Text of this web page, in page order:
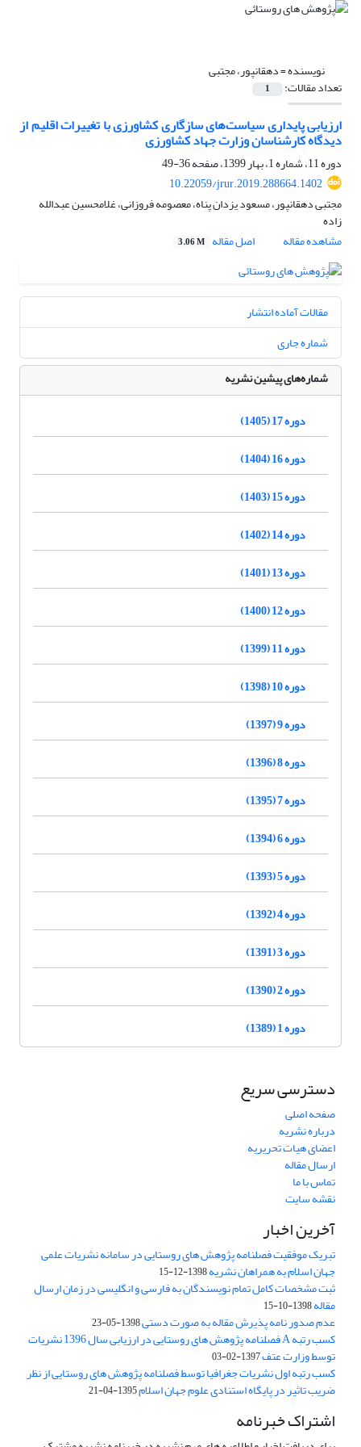
نویسنده =دهقانپور، مجتبی
تعداد مقالات: 1
ارزیابی پایداری سیاست‌های سازگاری کشاورزی با تغییرات اقلیم از
دیدگاه کارشناسان وزارت جهاد کشاورزی
دوره 11، شماره 1، بهار 1399، صفحه
36-49
10.22059/jrur.2019.288664.1402
مجتبی دهقانپور، مسعود یزدان پناه، معصومه فروزانی، غلامحسین عبدالله
زاده
مشاهده مقاله
اصل مقاله 3.06 M
مقالات آماده انتشار
شماره جاری
شماره‌های پیشین نشریه
دوره 17 (1405)
دوره 16 (1404)
دوره 15 (1403)
دوره 14 (1402)
دوره 13 (1401)
دوره 12 (1400)
دوره 11 (1399)
دوره 10 (1398)
دوره 9 (1397)
دوره 8 (1396)
دوره 7 (1395)
دوره 6 (1394)
دوره 5 (1393)
دوره 4 (1392)
دوره 3 (1391)
دوره 2 (1390)
دوره 1 (1389)
دسترسی سریع
صفحه اصلی
درباره نشریه
اعضای هیات تحریریه
ارسال مقاله
تماس با ما
نقشه سایت
آخرین اخبار
تبریک موفقیت فصلنامه پژوهش های روستایی در سامانه نشریات علمی
جهان اسلام به همراهان نشریه1398-12-15
ثبت مشخصات کامل تمام نویسندگان به فارسی و انگلیسی در زمان ارسال
مقاله1398-10-15
عدم صدور نامه پذیرش مقاله به صورت دستی1398-05-23
کسب رتبه A فصلنامه پژوهش های روستایی در ارزیابی سال 1396 نشریات
توسط وزارت عتف1397-02-03
کسب رتبه اول نشریات جغرافیا توسط فصلنامه پژوهش های روستایی از نظر
ضریب تاثیر در پایگاه استنادی علوم جهان اسلام1395-04-21
اشتراک خبرنامه